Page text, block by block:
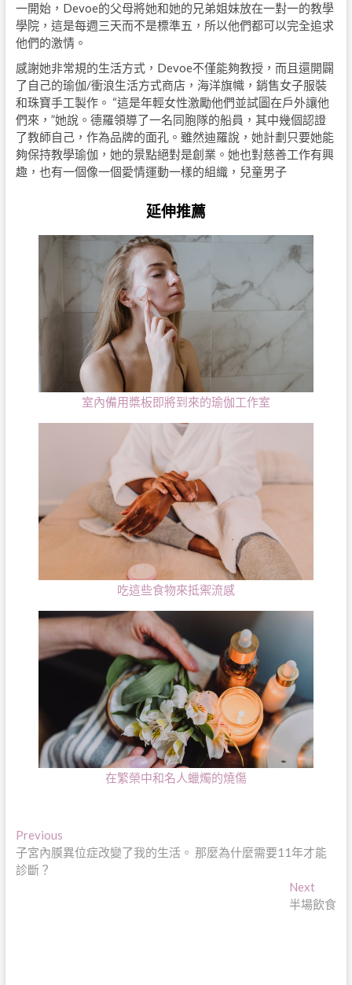
一開始，Devoe的父母將她和她的兄弟姐妹放在一對一的教學
學院，這是每週三天而不是標準五，所以他們都可以完全追求
他們的激情。
感謝她非常規的生活方式，Devoe不僅能夠教授，而且還開闢
了自己的瑜伽/衝浪生活方式商店，海洋旗幟，銷售女子服裝
和珠寶手工製作。 “這是年輕女性激勵他們並試圖在戶外讓他
們來，”她說。德羅領導了一名同胞隊的船員，其中幾個認證
了教師自己，作為品牌的面孔。雖然迪羅說，她計劃只要她能
夠保持教學瑜伽，她的景點絕對是創業。她也對慈善工作有興
趣，也有一個像一個愛情運動一樣的組織，兒童男子
延伸推薦
室內備用槳板即將到來的瑜伽工作室
吃這些食物來抵禦流感
在繁榮中和名人蠟燭的燒傷
文
章
PreviousPrevious
post:
子宮內膜異位症改變了我的生活。 那麼為什麼需要11年才能
診斷？
NextNext
post:
半場飲食